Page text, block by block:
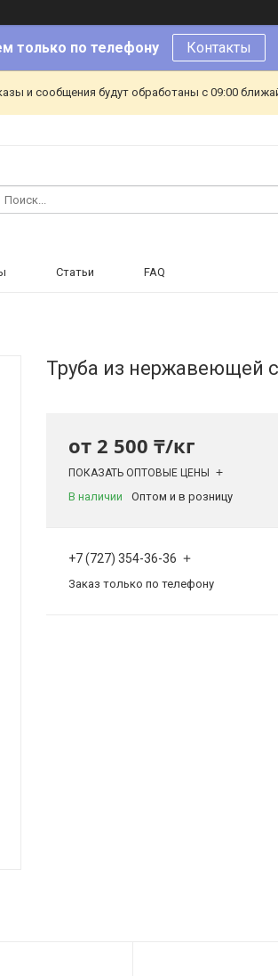
только по телефону Контакты
и сообщения будут обработаны с 09:00
Статьи FAQ
Труба из нержавеющей
от 2 500 ₸/кг
ПОКАЗАТЬ ОПТОВЫЕ ЦЕНЫ
В наличии Оптом и в розницу
+7 (727) 354-36-36
Заказ только по телефону